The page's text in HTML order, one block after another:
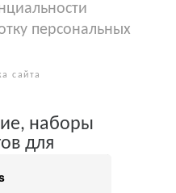
персональных
сайта
наборы
для